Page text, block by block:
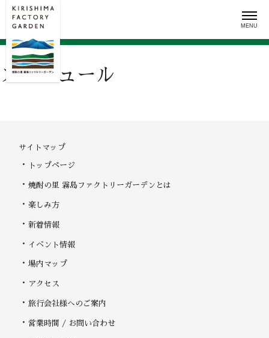
Skip
スケジュール
サイトマップ
トップページ
焼酎の里 霧島ファクトリーガーデンとは
楽しみ方
新着情報
イベント情報
場内マップ
アクセス
旅行会社様へのご案内
営業時間 / お問い合わせ